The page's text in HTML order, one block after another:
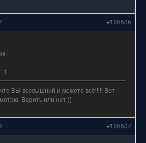
#106506
1
ВЫ всевышний и можете всё!!!!! Вот
Верить или нет.))
#106507